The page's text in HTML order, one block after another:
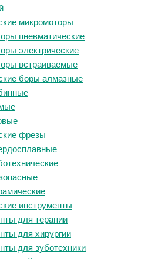
микромоторы
пневматические
электрические
встраиваемые
боры алмазные
фрезы
инструменты
для терапии
для хирургии
для зуботехники